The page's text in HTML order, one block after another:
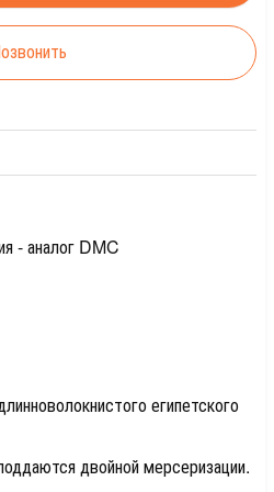
- аналог DMC
египетского
двойной мерсеризации.